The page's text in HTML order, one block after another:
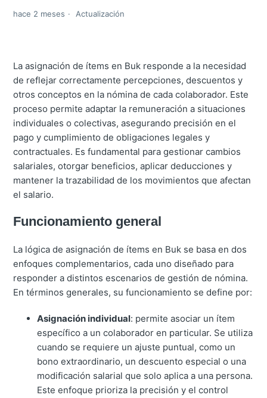
hace 2 meses Actualización
La asignación de ítems en Buk responde a la necesidad
de reflejar correctamente percepciones, descuentos y
otros conceptos en la nómina de cada colaborador. Este
proceso permite adaptar la remuneración a situaciones
individuales o colectivas, asegurando precisión en el
pago y cumplimiento de obligaciones legales y
contractuales. Es fundamental para gestionar cambios
salariales, otorgar beneficios, aplicar deducciones y
mantener la trazabilidad de los movimientos que afectan
el salario.
Funcionamiento general
La lógica de asignación de ítems en Buk se basa en dos
enfoques complementarios, cada uno diseñado para
responder a distintos escenarios de gestión de nómina.
En términos generales, su funcionamiento se define por:
Asignación individual: permite asociar un ítem
específico a un colaborador en particular. Se utiliza
cuando se requiere un ajuste puntual, como un
bono extraordinario, un descuento especial o una
modificación salarial que solo aplica a una persona.
Este enfoque prioriza la precisión y el control